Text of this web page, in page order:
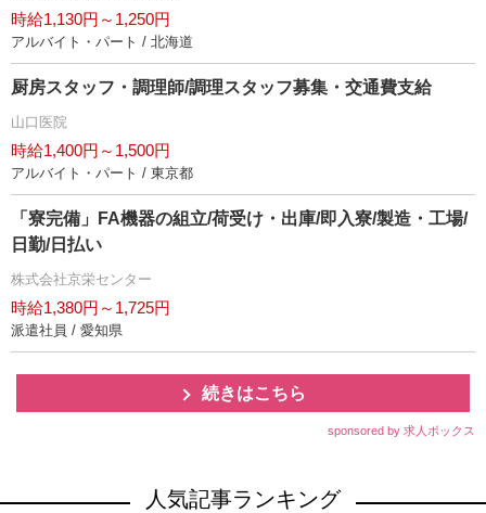
時給1,130円～1,250円
アルバイト・パート / 北海道
厨房スタッフ・調理師/調理スタッフ募集・交通費支給
山口医院
時給1,400円～1,500円
アルバイト・パート / 東京都
「寮完備」FA機器の組立/荷受け・出庫/即入寮/製造・工場/
日勤/日払い
株式会社京栄センター
時給1,380円～1,725円
派遣社員 / 愛知県
続きはこちら
sponsored by 求人ボックス
人気記事ランキング